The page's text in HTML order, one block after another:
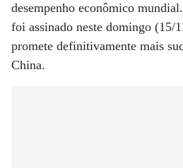
desempenho econômico
foi assinado neste domingo (15/
promete definitivamente mais
China.